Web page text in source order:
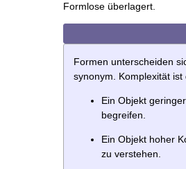
Formlose überlagert.
Formen unterscheiden
synonym. Komplexität
Ein Objekt
begreifen.
Ein Objekt hoher
zu verstehen.